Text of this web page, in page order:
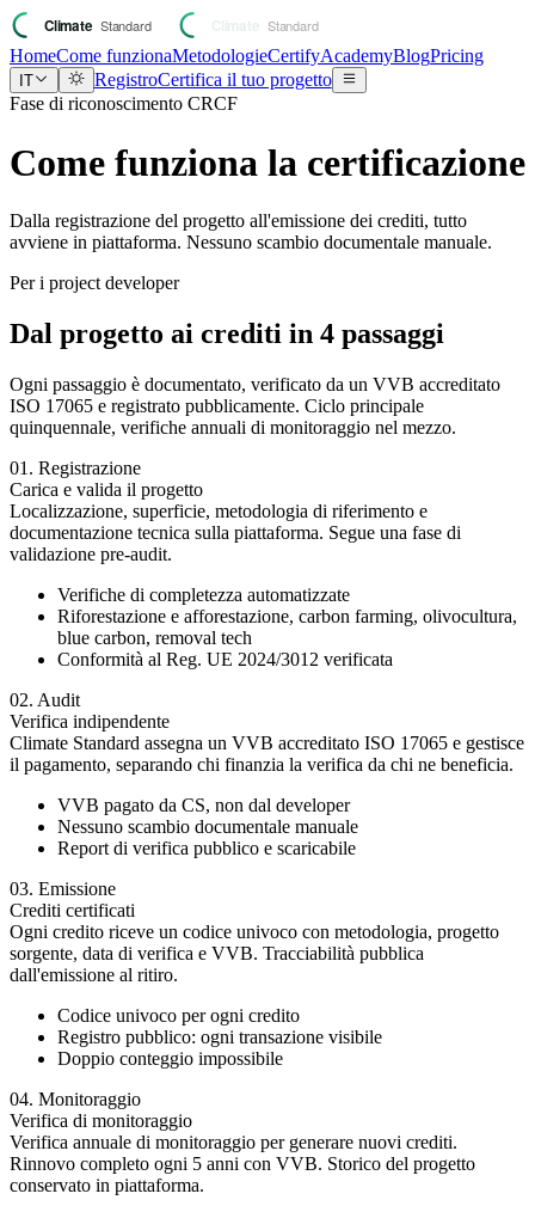
HomeCome funzionaMetodologieCertifyAcademyBlogPricing
IT RegistroCertifica il tuo progetto
Fase di riconoscimento CRCF
Come funziona la certificazione
Dalla registrazione del progetto all'emissione dei crediti, tutto
avviene in piattaforma. Nessuno scambio documentale manuale.
Per i project developer
Dal progetto ai crediti in 4 passaggi
Ogni passaggio è documentato, verificato da un VVB accreditato
ISO 17065 e registrato pubblicamente. Ciclo principale
quinquennale, verifiche annuali di monitoraggio nel mezzo.
01. Registrazione
Carica e valida il progetto
Localizzazione, superficie, metodologia di riferimento e
documentazione tecnica sulla piattaforma. Segue una fase di
validazione pre-audit.
Verifiche di completezza automatizzate
Riforestazione e afforestazione, carbon farming, olivocultura,
blue carbon, removal tech
Conformità al Reg. UE 2024/3012 verificata
02. Audit
Verifica indipendente
Climate Standard assegna un VVB accreditato ISO 17065 e gestisce
il pagamento, separando chi finanzia la verifica da chi ne beneficia.
VVB pagato da CS, non dal developer
Nessuno scambio documentale manuale
Report di verifica pubblico e scaricabile
03. Emissione
Crediti certificati
Ogni credito riceve un codice univoco con metodologia, progetto
sorgente, data di verifica e VVB. Tracciabilità pubblica
dall'emissione al ritiro.
Codice univoco per ogni credito
Registro pubblico: ogni transazione visibile
Doppio conteggio impossibile
04. Monitoraggio
Verifica di monitoraggio
Verifica annuale di monitoraggio per generare nuovi crediti.
Rinnovo completo ogni 5 anni con VVB. Storico del progetto
conservato in piattaforma.